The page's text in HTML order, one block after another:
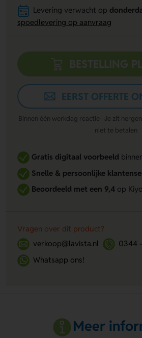
Levering verwacht op
spoedlevering op aanvraag
BESTELLING
EERST OFFERTE
Binnen één werkdag reactie · Je zit
niet te betalen
Gratis digitaal voorbeeld
Snelle & persoonlijke
Beoordeeld met een 9,4op
Vragen over dit product?
verkoop@lavista.nl
0344
Whatsapp ons!
Meer